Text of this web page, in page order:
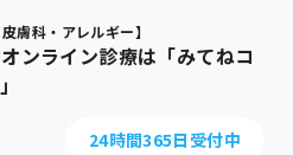
膚科・アレルギー】
ンライン診療は「みてねコ
24時間365日受付中